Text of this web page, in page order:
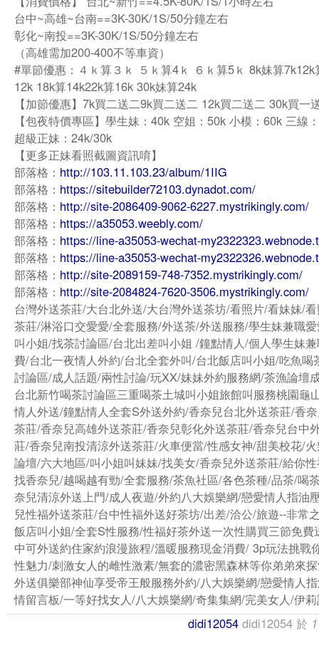
台中~高雄~台南==3K-30K/1S/50分鐘左右
彰化~南投==3K-30K/1S/50分鐘左右
（高雄需加200-400不等車資）
#單節優惠：４ｋ算３ｋ ５ｋ算4ｋ ６ｋ算5ｋ 8k妹算
12k 18k算14k22k算16k 30k妹算24k
【加節優惠】7k買二送二9k買二送二 12k買二送二 30k買一
【包夜特價專區】學生妹：40k 空姐：50k 小模：60k 三線
超級正妹：24k/30k
【更多正妹看照截圖資訊唷】
部落格： http://103.11.103.23/album/1IIG
部落格： https://sitebuilder72103.dynadot.com/
部落格： http://site-2086409-9062-6227.mystrikingly.com/
部落格： https://a35053.weebly.com/
部落格： https://line-a35053-wechat-
部落格： https://line-a35053-wechat-
部落格： http://site-2089159-748-7352.mystrikingly.com/
部落格： http://site-2084824-7620-3506.mystrikingly.com/
台灣外送茶莊/大台北外送/大台灣外送茶坊/看照片/看妹妹/
茶莊/淋浴口交愛愛/全套服務/外送茶/外送服務/學生妹兼職
叫小姐/找茶討論區/台北出差叫小姐 /鐘點情人/個人學生妹
費/台北一夜情人外約/台北全套外叫/台北飯店叫小姐/吃魚喝
討論區/成人話題/兩性討論/玩XX/妹妹外約服務網/茶漁論壇
台北新竹喝茶討論區三重喝茶土城叫小姐旅館叫服務桃園龜
情人外送/鐘點情人全套S外送外約/香奈兒台北外送茶莊/香
茶莊/香奈兒高雄外送茶莊/香奈兒彰化外送茶莊/香奈兒台中
莊/香奈兒南投清涼外送茶莊/火車便當/性感女神/甜美校花/
論壇/六大地區/叫小姐叫妹妹/找美女/香奈兒外送茶莊/給你
找香奈兒/越喝越有勁/全套服務/茶魚社區/各色茶種/品茶/喝
奈兒清涼外送上門/成人夜遊/外約八大娛樂網/戀愛情人指油
兒性福外送茶莊/台中性福外送好茶坊/出差/洽公/旅遊--非常
飯店叫小姐/全套S性服務/性福好茶外送一次性購買三節免費
中可外送約住家約浪漫旅程/溫暖服務現金消費/ 3p玩法挑戰
性魅力/刺激女人的雌性激素/無套的濃密黑森林等你弟弟來
外送俱樂部神仙享受帝王般服務外約/八大娛樂網/戀愛情人
情留言板/一等好找女人/八大娛樂網/奇集集網/完美女人/伊
didi12054 didi12054 於